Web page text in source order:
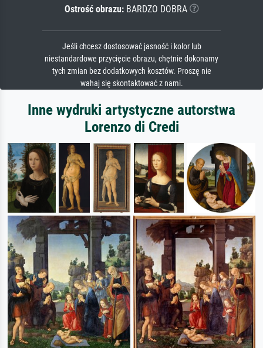
Ostrość obrazu:BARDZO DOBRA
Jeśli chcesz dostosować jasność i kolor lub
niestandardowe przycięcie obrazu, chętnie dokonamy
tych zmian bez dodatkowych kosztów. Proszę nie
wahaj się skontaktować z nami.
Inne wydruki artystyczne autorstwa
Lorenzo di Credi